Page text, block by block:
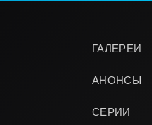
ГАЛЕРЕИ
АНОНСЫ
СЕРИИ